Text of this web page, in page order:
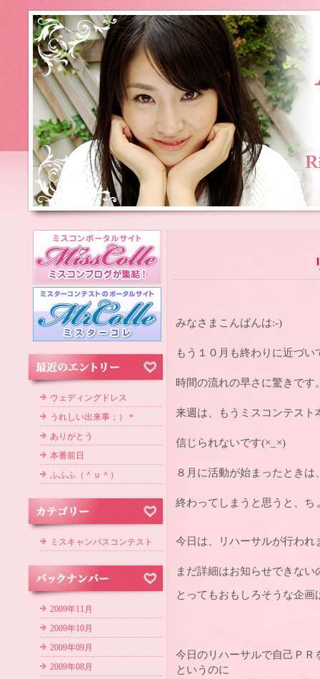
みなさまこんばんは:-)
もう１０月も終わりに近づい
時間の流れの早さに驚きです
来週は、もうミスコンテスト
信じられないです(×_×)
８月に活動が始まったとき
終わってしまうと思うと、ち
今日は、リハーサルが行わ
まだ詳細はお知らせできない
とってもおもしろそうな企
今日のリハーサルで自己Ｐ
というのに
ウェディングドレス
うれしい出来事；）＊
ありがとう
本番前日
ふふふ（＾ｕ＾）
ミスキャンパスコンテスト
2009年11月
2009年10月
2009年09月
2009年08月